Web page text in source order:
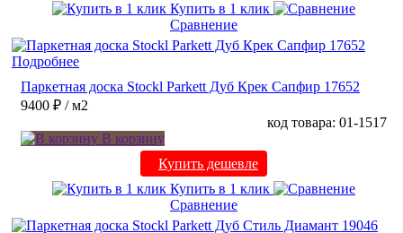
Купить в 1 клик
Сравнение
Подробнее
Паркетная доска Stockl Parkett Дуб Крек Сапфир 17652
9400 ₽ / м2
код товара: 01-1517
В корзину
Купить дешевле
Купить в 1 клик
Сравнение